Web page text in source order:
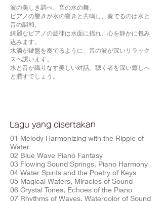
波の美しき調べ、音の水の舞。
ピアノの響きが水の響きと共鳴し、奏でるのは水と
音の調和。
綺麗なピアノの旋律は水面に揺れ、心を静かに包み
込みます。
水滴が鍵盤を奏でるように、音の波が深いリラック
スへ誘います。
水と音が織りなす美しい対話。聴く者を深い癒しへ
と潤すでしょう。
Lagu yang disertakan
01 Melody Harmonizing with the Ripple of
Water
02 Blue Wave Piano Fantasy
03 Flowing Sound Springs, Piano Harmony
04 Water Spirits and the Poetry of Keys
05 Magical Waters, Miracles of Sound
06 Crystal Tones, Echoes of the Piano
07 Rhythms of Waves, Watercolor of Sound